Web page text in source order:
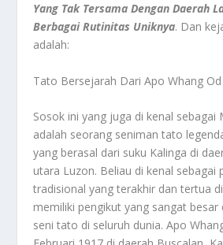
Yang Tak Tersama Dengan Daerah
Berbagai Rutinitas Uniknya. Dan
adalah:
Tato Bersejarah Dari Apo Whang Od
Sosok ini yang juga di kenal sebagai
adalah seorang seniman tato
yang berasal dari suku Kalinga di
utara Luzon. Beliau di kenal sebagai
tradisional yang terakhir dan tertua
memiliki pengikut yang sangat besar
seni tato di seluruh dunia. Apo